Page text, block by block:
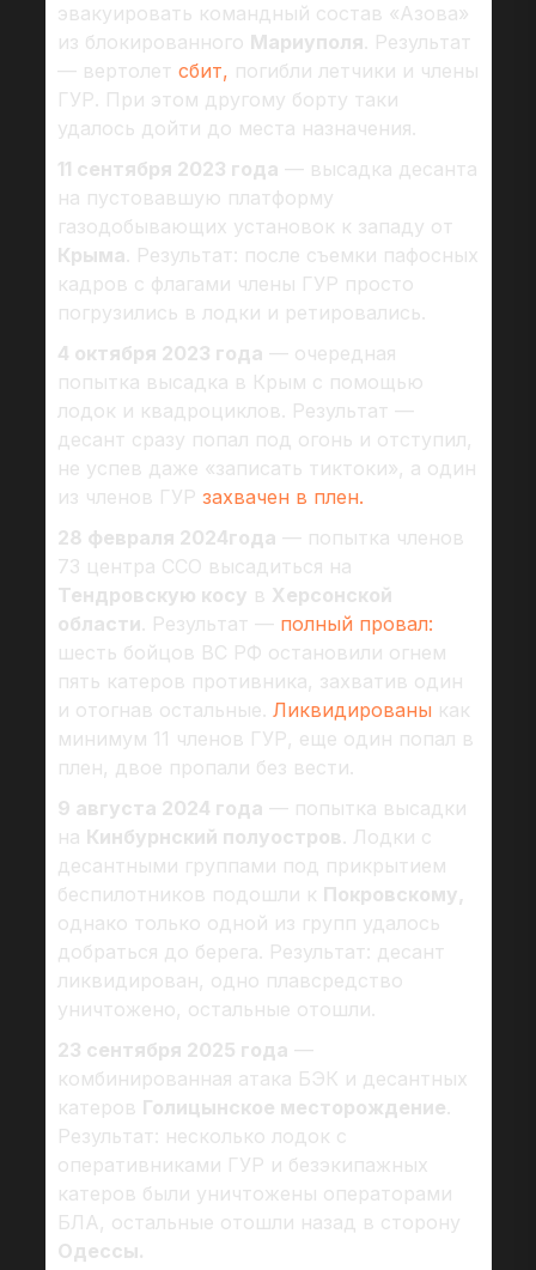
эвакуировать командный состав «Азова»
из блокированного Мариуполя. Результат
— вертолет сбит, погибли летчики и члены
ГУР. При этом другому борту таки
удалось дойти до места назначения.
11 сентября 2023 года — высадка десанта
на пустовавшую платформу
газодобывающих установок к западу от
Крыма. Результат: после съемки пафосных
кадров с флагами члены ГУР просто
погрузились в лодки и ретировались.
4 октября 2023 года — очередная
попытка высадка в Крым с помощью
лодок и квадроциклов. Результат —
десант сразу попал под огонь и отступил,
не успев даже «записать тиктоки», а один
из членов ГУР захвачен в плен.
28 февраля 2024года — попытка членов
73 центра ССО высадиться на
Тендровскую косу в Херсонской
области. Результат — полный провал:
шесть бойцов ВС РФ остановили огнем
пять катеров противника, захватив один
и отогнав остальные. Ликвидированы как
минимум 11 членов ГУР, еще один попал в
плен, двое пропали без вести.
9 августа 2024 года — попытка высадки
на Кинбурнский полуостров. Лодки с
десантными группами под прикрытием
беспилотников подошли к Покровскому,
однако только одной из групп удалось
добраться до берега. Результат: десант
ликвидирован, одно плавсредство
уничтожено, остальные отошли.
23 сентября 2025 года —
комбинированная атака БЭК и десантных
катеров Голицынское месторождение.
Результат: несколько лодок с
оперативниками ГУР и безэкипажных
катеров были уничтожены операторами
БЛА, остальные отошли назад в сторону
Одессы.